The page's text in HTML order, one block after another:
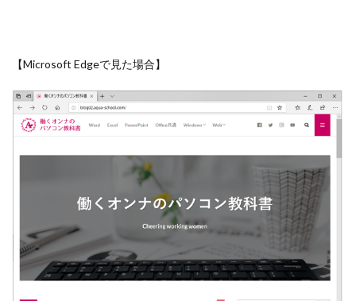
【Microsoft Edgeで見た場合】